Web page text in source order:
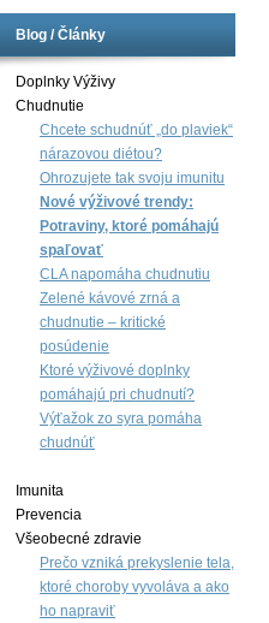
Blog / Články
Doplnky Výživy
Chudnutie
Chcete schudnúť „do plaviek“
nárazovou diétou?
Ohrozujete tak svoju imunitu
Nové výživové trendy:
Potraviny, ktoré pomáhajú
spaľovať
CLA napomáha chudnutiu
Zelené kávové zrná a
chudnutie – kritické
posúdenie
Ktoré výživové doplnky
pomáhajú pri chudnutí?
Výťažok zo syra pomáha
chudnúť
Imunita
Prevencia
Všeobecné zdravie
Prečo vzniká prekyslenie tela,
ktoré choroby vyvoláva a ako
ho napraviť